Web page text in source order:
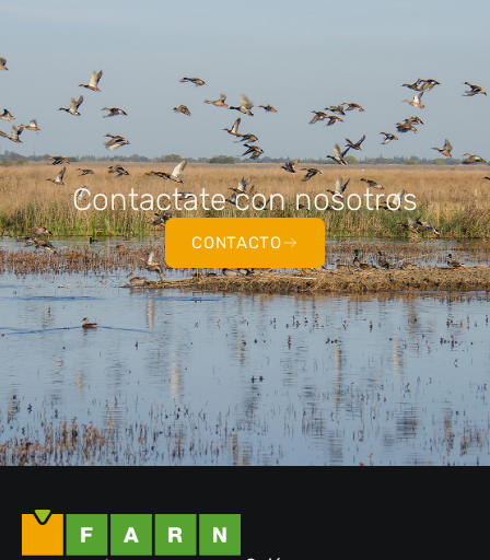
Contactate con nosotros
CONTACTO